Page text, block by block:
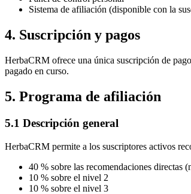
Sistema de afiliación (disponible con la
4. Suscripción y pagos
HerbaCRM ofrece una única suscripción de
pagado en curso.
5. Programa de afiliación
5.1 Descripción general
HerbaCRM permite a los suscriptores activos
40 % sobre las recomendaciones directas
10 % sobre el nivel 2
10 % sobre el nivel 3